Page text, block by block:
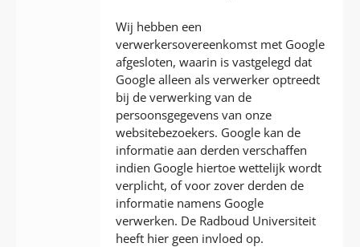
Wij hebben een
verwerkersovereenkomst met Google
afgesloten, waarin is vastgelegd dat
Google alleen als verwerker optreedt
bij de verwerking van de
persoonsgegevens van onze
websitebezoekers. Google kan de
informatie aan derden verschaffen
indien Google hiertoe wettelijk wordt
verplicht, of voor zover derden de
informatie namens Google
verwerken. De Radboud Universiteit
heeft hier geen invloed op.